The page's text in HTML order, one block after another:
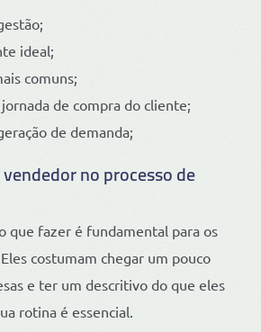
ideal;
comuns;
de compra do cliente;
de demanda;
no processo de
que fazer é fundamental para os
costumam chegar um pouco
e ter um descritivo do que eles
rotina é essencial.